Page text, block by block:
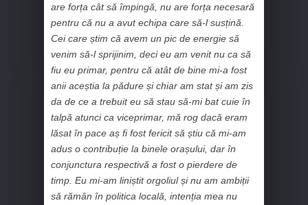
are forța cât să împingă, nu are forța necesară
pentru că nu a avut echipa care să-l susțină.
Cei care știm că avem un pic de energie să
venim să-l sprijinim, deci eu am venit nu ca să
fiu eu primar, pentru că atât de bine mi-a fost
anii aceștia la pădure și chiar am stat și am zis
da de ce a trebuit eu să stau să-mi bat cuie în
talpă atunci ca viceprimar, mă rog dacă eram
lăsat în pace aș fi fost fericit să știu că mi-am
adus o contribuție la binele orașului, dar în
conjunctura respectivă a fost o pierdere de
timp. Eu mi-am liniștit orgoliul și nu am ambiții
să rămân în politica locală, intenția mea nu